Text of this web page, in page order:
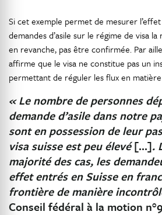
Si cet exemple permet de mesurer
demandes d’asile sur le régime de visa
en revanche, pas être confirmée. Par
affirme que le visa ne constitue pas un
permettant de réguler les flux en matière
« Le nombre de personnes
demande d’asile dans notre
sont en possession de leur
visa suisse est peu élevé[…].
majorité des cas, les
effet entrés en Suisse en
frontière de manière
Conseil fédéral à la motion